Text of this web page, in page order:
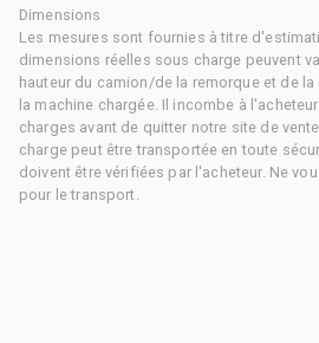
Dimensions
Les mesures sont fournies à titre
dimensions réelles sous charge peuvent
hauteur du camion/de la remorque et de
la machine chargée. Il incombe à
charges avant de quitter notre site de
charge peut être transportée en toute
doivent être vérifiées par l'acheteur. Ne
pour le transport.